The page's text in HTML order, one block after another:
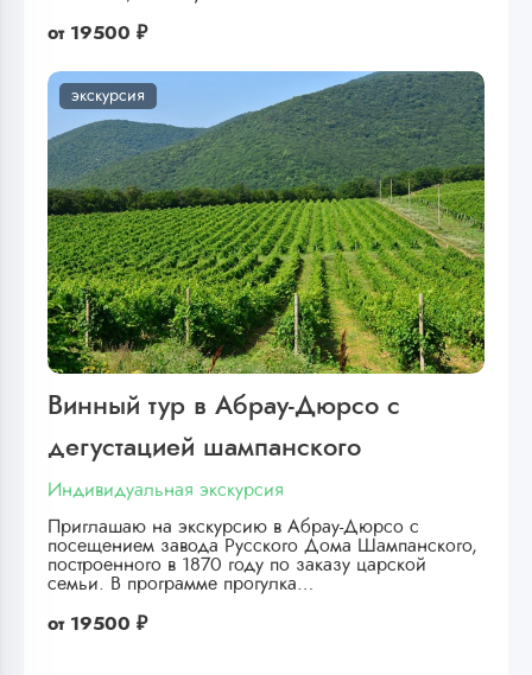
от 19500 ₽
экскурсия
Винный тур в Абрау-Дюрсо с
дегустацией шампанского
Индивидуальная экскурсия
Приглашаю на экскурсию в Абрау-Дюрсо с
посещением завода Русского Дома Шампанского,
построенного в 1870 году по заказу царской
семьи. В программе прогулка…
от 19500 ₽